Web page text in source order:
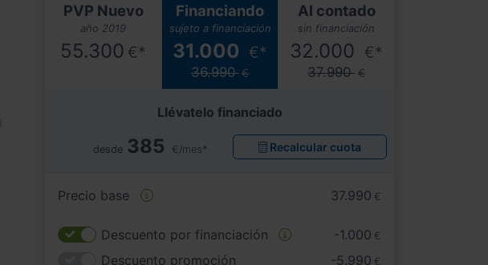
PVP Nuevo
año 2019
55.300 €*
Financiando
sujeto a financiación
31.000 €*
36.990 €
Al contado
sin financiación
32.000 €*
37.990 €
Llévatelo financiado
desde 385 €/mes* Recalcular cuota
Precio base 37.990 €
Descuento por financiación -1.000 €
Descuento promoción -5.990 €